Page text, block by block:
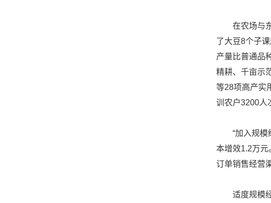
在农场与东
了大豆8个子
产量比普通品
精耕、千亩示
等28项高产实
训农户3200人
“加入规模经
本增效1.2万元
订单销售经营
适度规模经